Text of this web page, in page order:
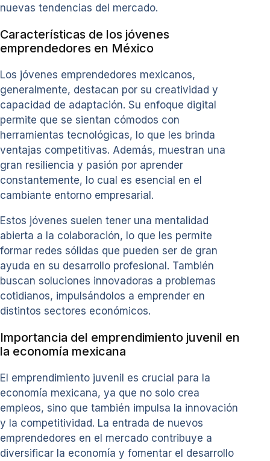
nuevas tendencias del mercado.
Características de los jóvenes
emprendedores en México
Los jóvenes emprendedores mexicanos,
generalmente, destacan por su creatividad y
capacidad de adaptación. Su enfoque digital
permite que se sientan cómodos con
herramientas tecnológicas, lo que les brinda
ventajas competitivas. Además, muestran una
gran resiliencia y pasión por aprender
constantemente, lo cual es esencial en el
cambiante entorno empresarial.
Estos jóvenes suelen tener una mentalidad
abierta a la colaboración, lo que les permite
formar redes sólidas que pueden ser de gran
ayuda en su desarrollo profesional. También
buscan soluciones innovadoras a problemas
cotidianos, impulsándolos a emprender en
distintos sectores económicos.
Importancia del emprendimiento juvenil en
la economía mexicana
El emprendimiento juvenil es crucial para la
economía mexicana, ya que no solo crea
empleos, sino que también impulsa la innovación
y la competitividad. La entrada de nuevos
emprendedores en el mercado contribuye a
diversificar la economía y fomentar el desarrollo